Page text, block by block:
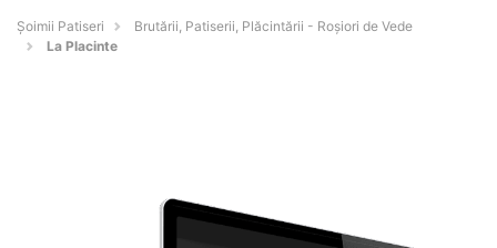
Șoimii Patiseri
Brutării, Patiserii, Plăcintării - Roşiori de Vede
La Placinte